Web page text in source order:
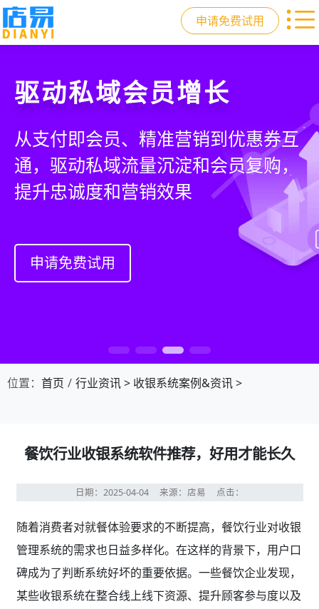
申请免费试用
门店收银，就用店易
智慧收银+商品库存+会员增长+小程序
商城，一套系统解决开店管店及业绩
增长难题
申请免费试用
重塑门店运营体验
从极速收银、全渠道库存同步到订单
统一处理，重构门店运营流程，实现
降本增效与业绩突破
申请免费试用
驱动私域会员增长
从支付即会员、精准营销到优惠券互
通，驱动私域流量沉淀和会员复购，
提升忠诚度和营销效果
申请免费试用
快速拓展生意边界
借助小程序商城、线上引流到线下售
后，打通全域销售渠道，拓展生意边
界，提升顾客体验
申请免费试用
位置： 首页 行业资讯> 收银系统案例&资讯>
餐饮行业收银系统软件推荐，好用才能长久
日期：2025-04-04 来源：店易 点击：
随着消费者对就餐体验要求的不断提高，餐饮行业对收银
管理系统的需求也日益多样化。在这样的背景下，用户口
碑成为了判断系统好坏的重要依据。一些餐饮企业发现，
某些收银系统在整合线上线下资源、提升顾客参与度以及